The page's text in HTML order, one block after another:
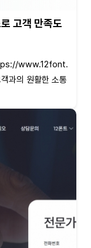
고객 만족도
www.12font.
과의 원활한 소통